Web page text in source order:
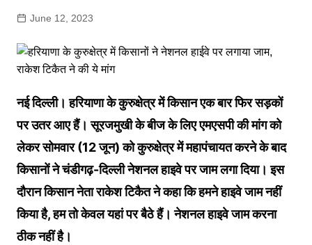
June 12, 2023
नई दिल्ली। हरियाणा के कुरुक्षेत्र में किसान एक बार फिर सड़कों
पर उतर आए हैं। सूरजमुखी के बीज के लिए एमएसपी की मांग को
लेकर सोमवार (12 जून) को कुरुक्षेत्र में महापंचायत करने के बाद
किसानों ने चंडीगढ़-दिल्ली नेशनल हाइवे पर जाम लगा दिया। इस
दौरान किसान नेता राकेश टिकैत ने कहा कि हमने हाइवे जाम नहीं
किया है, हम तो केवल यहां पर बैठे हैं। नेशनल हाइवे जाम करना
ठीक नहीं है।